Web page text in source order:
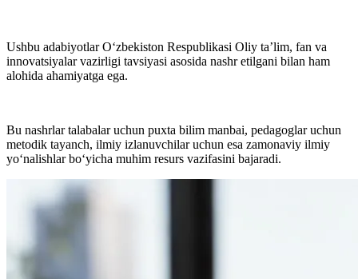
Ushbu adabiyotlar O‘zbekiston Respublikasi Oliy ta’lim, fan va
innovatsiyalar vazirligi tavsiyasi asosida nashr etilgani bilan ham
alohida ahamiyatga ega.
Bu nashrlar talabalar uchun puxta bilim manbai, pedagoglar uchun
metodik tayanch, ilmiy izlanuvchilar uchun esa zamonaviy ilmiy
yo‘nalishlar bo‘yicha muhim resurs vazifasini bajaradi.